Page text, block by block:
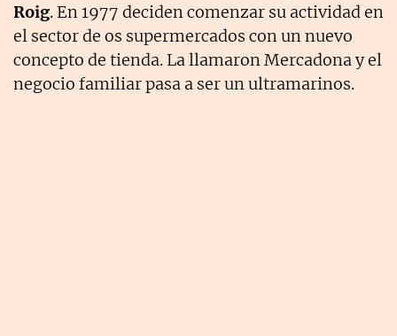
Roig. En 1977 deciden comenzar su actividad en
el sector de os supermercados con un nuevo
concepto de tienda. La llamaron Mercadona y el
negocio familiar pasa a ser un ultramarinos.